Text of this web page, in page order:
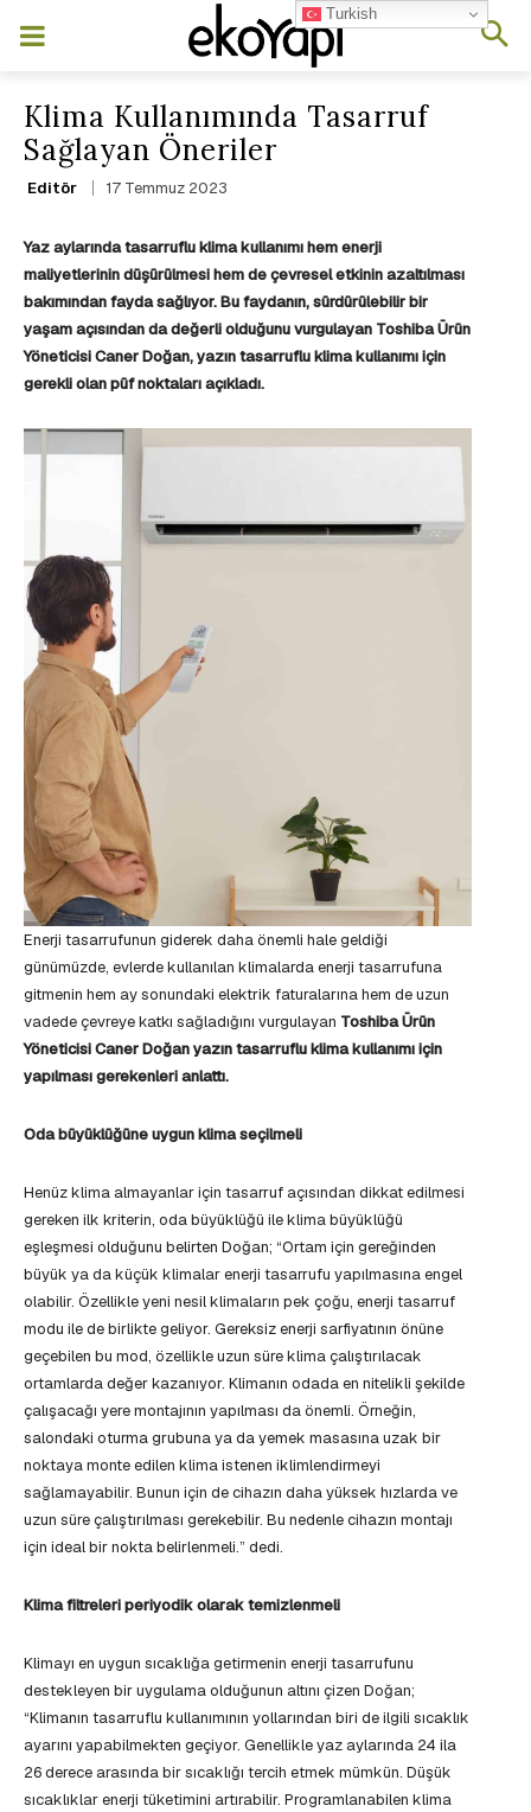
Klima Kullanımında Tasarruf
Sağlayan Öneriler
Editör 17 Temmuz 2023
Yaz aylarında tasarruflu klima kullanımı hem enerji
maliyetlerinin düşürülmesi hem de çevresel etkinin azaltılması
bakımından fayda sağlıyor. Bu faydanın, sürdürülebilir bir
yaşam açısından da değerli olduğunu vurgulayan Toshiba Ürün
Yöneticisi Caner Doğan, yazın tasarruflu klima kullanımı için
gerekli olan püf noktaları açıkladı.
Enerji tasarrufunun giderek daha önemli hale geldiği
günümüzde, evlerde kullanılan klimalarda enerji tasarrufuna
gitmenin hem ay sonundaki elektrik faturalarına hem de uzun
vadede çevreye katkı sağladığını vurgulayan Toshiba Ürün
Yöneticisi Caner Doğan yazın tasarruflu klima kullanımı için
yapılması gerekenleri anlattı.
Oda büyüklüğüne uygun klima seçilmeli
Henüz klima almayanlar için tasarruf açısından dikkat edilmesi
gereken ilk kriterin, oda büyüklüğü ile klima büyüklüğü
eşleşmesi olduğunu belirten Doğan; “Ortam için gereğinden
büyük ya da küçük klimalar enerji tasarrufu yapılmasına engel
olabilir. Özellikle yeni nesil klimaların pek çoğu, enerji tasarruf
modu ile de birlikte geliyor. Gereksiz enerji sarfiyatının önüne
geçebilen bu mod, özellikle uzun süre klima çalıştırılacak
ortamlarda değer kazanıyor. Klimanın odada en nitelikli şekilde
çalışacağı yere montajının yapılması da önemli. Örneğin,
salondaki oturma grubuna ya da yemek masasına uzak bir
noktaya monte edilen klima istenen iklimlendirmeyi
sağlamayabilir. Bunun için de cihazın daha yüksek hızlarda ve
uzun süre çalıştırılması gerekebilir. Bu nedenle cihazın montajı
için ideal bir nokta belirlenmeli.” dedi.
Klima filtreleri periyodik olarak temizlenmeli
Klimayı en uygun sıcaklığa getirmenin enerji tasarrufunu
destekleyen bir uygulama olduğunun altını çizen Doğan;
“Klimanın tasarruflu kullanımının yollarından biri de ilgili sıcaklık
ayarını yapabilmekten geçiyor. Genellikle yaz aylarında 24 ila
26 derece arasında bir sıcaklığı tercih etmek mümkün. Düşük
sıcaklıklar enerji tüketimini artırabilir. Programlanabilen klima
Turkish